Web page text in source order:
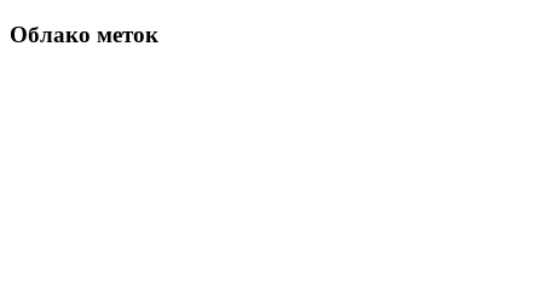
Облако меток